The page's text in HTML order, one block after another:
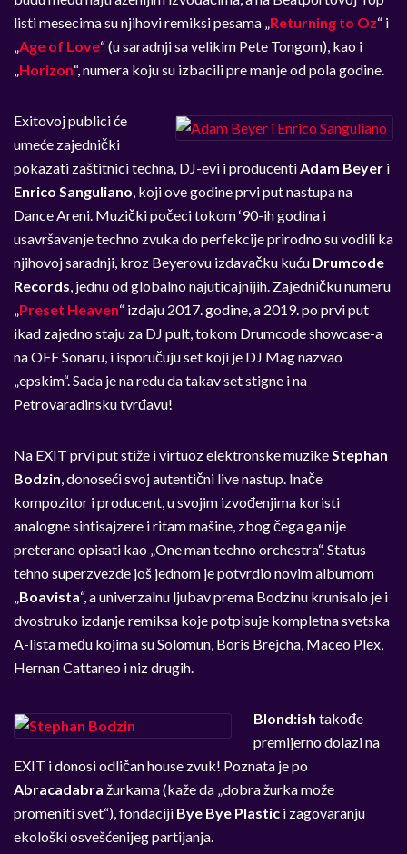
listi mesecima su njihovi remiksi pesama „Returning to Oz“ i
„Age of Love“ (u saradnji sa velikim Pete Tongom), kao i
„Horizon“, numera koju su izbacili pre manje od pola godine.
Exitovoj publici će
umeće zajednički
pokazati zaštitnici techna, DJ-evi i producentiAdam Beyer i
Enrico Sanguliano, koji ove godine prvi put nastupa na
Dance Areni. Muzički počeci tokom ‘90-ih godina i
usavršavanje techno zvuka do perfekcije prirodno su vodili ka
njihovoj saradnji, kroz Beyerovu izdavačku kuću Drumcode
Records, jednu od globalno najuticajnijih. Zajedničku numeru
„Preset Heaven“ izdaju 2017. godine, a 2019. po prvi put
ikad zajedno staju za DJ pult, tokom Drumcode showcase-a
na OFF Sonaru, i isporučuju set koji je DJ Mag nazvao
„epskim“. Sada je na redu da takav set stigne i na
Petrovaradinsku tvrđavu!
Na EXIT prvi put stiže i virtuoz elektronske muzikeStephan
Bodzin, donoseći svoj autentični live nastup. Inače
kompozitor i producent, u svojim izvođenjima koristi
analogne sintisajzere i ritam mašine, zbog čega ga nije
preterano opisati kao „One man techno orchestra“. Status
tehno superzvezde još jednom je potvrdio novim albumom
„Boavista“, a univerzalnu ljubav prema Bodzinu krunisalo je i
dvostruko izdanje remiksa koje potpisuje kompletna svetska
A-lista među kojima su Solomun, Boris Brejcha, Maceo Plex,
Hernan Cattaneo i niz drugih.
Blond:ish takođe
premijerno dolazi na
EXIT i donosi odličan house zvuk! Poznata je po
Abracadabra žurkama (kaže da „dobra žurka može
promeniti svet“), fondaciji Bye Bye Plastic i zagovaranju
ekološki osvešćenijeg partijanja.